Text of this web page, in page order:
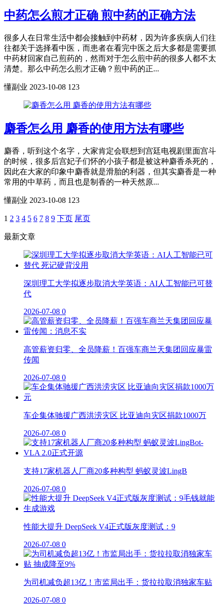
中药怎么煎才正确 煎中药的正确方法
很多人在日常生活中都会接触到中药材，因为许多疾病人们往
往都关于选择看中医，而患者在看完中医之后大多都是需要抓
中药材回家自己煎药的，然而对于怎么煎中药的很多人都不太
清楚。那么中药怎么煎才正确？煎中药的正...
懂副业 2023-10-08 123
麝香怎么用 麝香的使用方法有哪些
麝香，听到这个名字，大家肯定会联想到宫廷电视剧里面宫斗
的时候，很多后宫妃子们怀的小孩子都是被这种麝香杀死的，
因此在大家的印象中麝香就是滑胎的利器，但其实麝香是一种
常用的中草药，而且也是制香的一种天然原...
懂副业 2023-10-08 123
1 2 3 4 5 6 7 8 9 下页 尾页
最新文章
深圳理工大学拟逐步取消大学英语：AI人工智能已可替
代
2026-07-08 0
高管薪资归零、全员降薪！百强车商兰天集团回应暴雷
传闻
2026-07-08 0
车企集体驰援广西洪涝灾区 比亚迪向灾区捐款1000万
2026-07-08 0
支持17家机器人厂商20多种构型 蚂蚁灵波LingB
2026-07-08 0
性能大提升 DeepSeek V4正式版灰度测试：9
2026-07-08 0
为司机减负超13亿！市监局出手：货拉拉取消独家车贴
2026-07-08 0